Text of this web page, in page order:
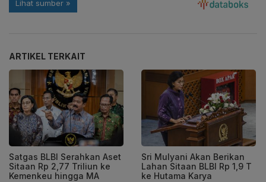
ARTIKEL TERKAIT
Satgas BLBI Serahkan Aset
Sitaan Rp 2,77 Triliun ke
Kemenkeu hingga MA
Sri Mulyani Akan Berikan
Lahan Sitaan BLBI Rp 1,9 T
ke Hutama Karya